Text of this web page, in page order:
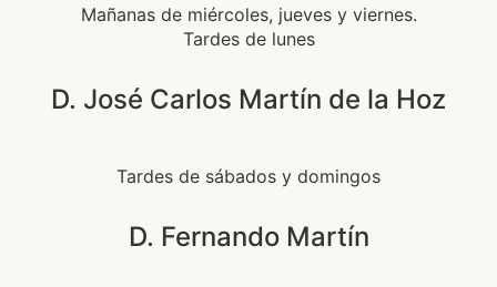
Mañanas de miércoles, jueves y viernes.
Tardes de lunes
D. José Carlos Martín de la Hoz
Tardes de sábados y domingos
D. Fernando Martín